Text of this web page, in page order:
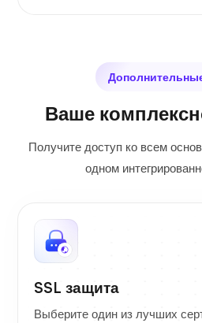
Ваше
Получите доступ ко всем
одном
SSL защита
Выберите один из лучших